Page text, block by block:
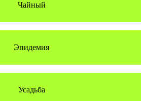
Чайный
Эпидемия
Усадьба